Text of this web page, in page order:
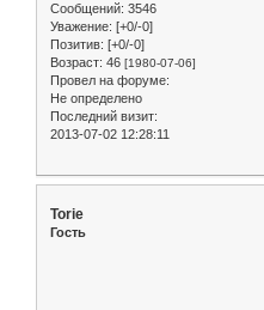
Сообщений: 3546
Уважение: [+0/-0]
Позитив: [+0/-0]
Возраст: 46 [1980-07-06]
Провел на форуме:
Не определено
Последний визит:
2013-07-02 12:28:11
Torie
Гость